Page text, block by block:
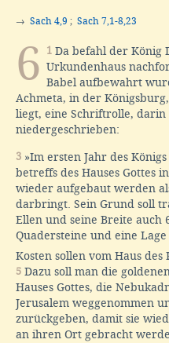
→ Sach 4,9 ; Sach 7,1-8,23
6 1 Da befahl der König
Urkundenhaus
Babel aufbewahrt
Achmeta, in der
liegt, eine Schriftrolle,
niedergeschrieben:
3 »Im ersten Jahr des
betreffs des Hauses Gottes
wieder aufgebaut werden
darbringt. Sein Grund soll
Ellen und seine Breite auch
Quadersteine und eine
Kosten sollen vom Haus
5 Dazu soll man die
Hauses Gottes, die
Jerusalem weggenommen
zurückgeben, damit sie
an ihren Ort gebracht